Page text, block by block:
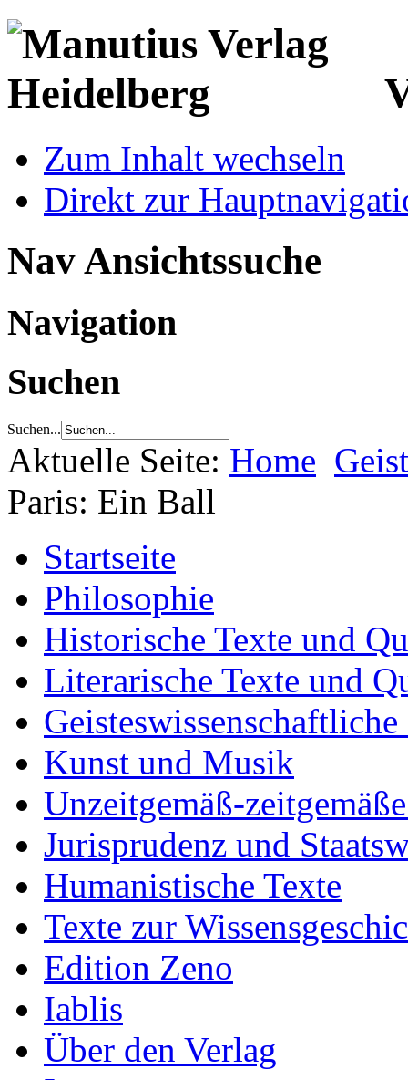
Zum Inhalt wechseln
Direkt zur
Nav Ansichtssuche
Navigation
Suchen
Suchen...
Aktuelle Seite: Home
Paris: Ein Ball
Startseite
Philosophie
Historische Texte und
Literarische Texte und
Kunst und Musik
Unzeitgemäß-
Jurisprudenz und
Humanistische Texte
Texte zur
Edition Zeno
Iablis
Über den Verlag